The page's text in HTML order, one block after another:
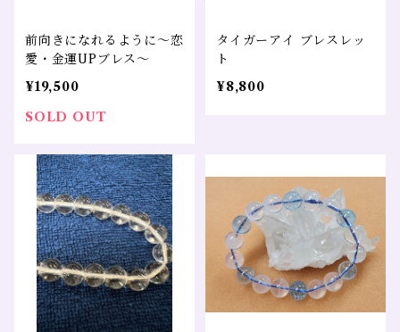
前向きになれるように～恋
愛・金運UPブレス～
¥19,500
SOLD OUT
タイガーアイ ブレスレッ
ト
¥8,800